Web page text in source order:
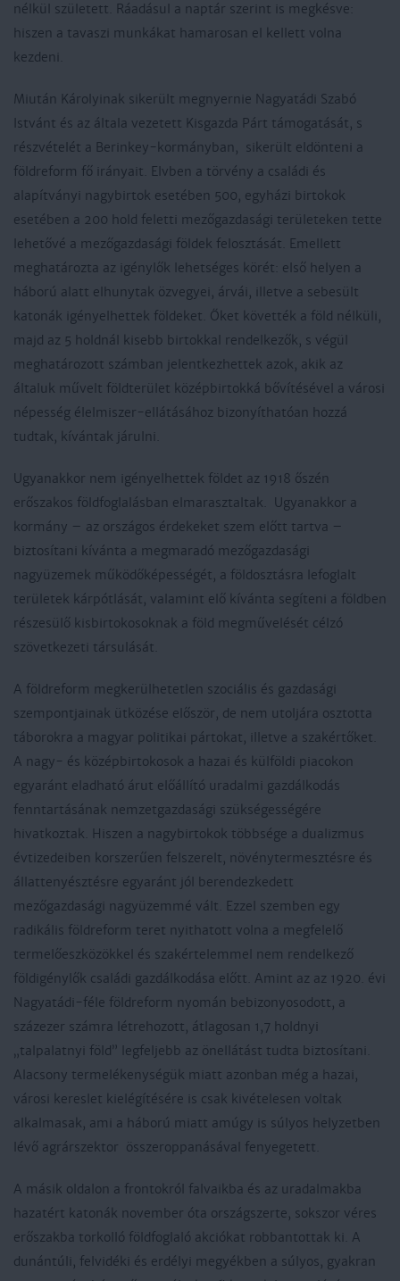
nélkül született. Ráadásul a naptár szerint is megkésve:
hiszen a tavaszi munkákat hamarosan el kellett volna
kezdeni.
Miután Károlyinak sikerült megnyernie Nagyatádi Szabó
Istvánt és az általa vezetett Kisgazda Párt támogatását, s
részvételét a Berinkey-kormányban, sikerült eldönteni a
földreform fő irányait. Elvben a törvény a családi és
alapítványi nagybirtok esetében 500, egyházi birtokok
esetében a 200 hold feletti mezőgazdasági területeken tette
lehetővé a mezőgazdasági földek felosztását. Emellett
meghatározta az igénylők lehetséges körét: első helyen a
háború alatt elhunytak özvegyei, árvái, illetve a sebesült
katonák igényelhettek földeket. Őket követték a föld nélküli,
majd az 5 holdnál kisebb birtokkal rendelkezők, s végül
meghatározott számban jelentkezhettek azok, akik az
általuk művelt földterület középbirtokká bővítésével a városi
népesség élelmiszer-ellátásához bizonyíthatóan hozzá
tudtak, kívántak járulni.
Ugyanakkor nem igényelhettek földet az 1918 őszén
erőszakos földfoglalásban elmarasztaltak. Ugyanakkor a
kormány – az országos érdekeket szem előtt tartva –
biztosítani kívánta a megmaradó mezőgazdasági
nagyüzemek működőképességét, a földosztásra lefoglalt
területek kárpótlását, valamint elő kívánta segíteni a földben
részesülő kisbirtokosoknak a föld megművelését célzó
szövetkezeti társulását.
A földreform megkerülhetetlen szociális és gazdasági
szempontjainak ütközése először, de nem utoljára osztotta
táborokra a magyar politikai pártokat, illetve a szakértőket.
A nagy- és középbirtokosok a hazai és külföldi piacokon
egyaránt eladható árut előállító uradalmi gazdálkodás
fenntartásának nemzetgazdasági szükségességére
hivatkoztak. Hiszen a nagybirtokok többsége a dualizmus
évtizedeiben korszerűen felszerelt, növénytermesztésre és
állattenyésztésre egyaránt jól berendezkedett
mezőgazdasági nagyüzemmé vált. Ezzel szemben egy
radikális földreform teret nyithatott volna a megfelelő
termelőeszközökkel és szakértelemmel nem rendelkező
földigénylők családi gazdálkodása előtt. Amint az az 1920. évi
Nagyatádi-féle földreform nyomán bebizonyosodott, a
százezer számra létrehozott, átlagosan 1,7 holdnyi
„talpalatnyi föld” legfeljebb az önellátást tudta biztosítani.
Alacsony termelékenységük miatt azonban még a hazai,
városi kereslet kielégítésére is csak kivételesen voltak
alkalmasak, ami a háború miatt amúgy is súlyos helyzetben
lévő agrárszektor összeroppanásával fenyegetett.
A másik oldalon a frontokról falvaikba és az uradalmakba
hazatért katonák november óta országszerte, sokszor véres
erőszakba torkolló földfoglaló akciókat robbantottak ki. A
dunántúli, felvidéki és erdélyi megyékben a súlyos, gyakran